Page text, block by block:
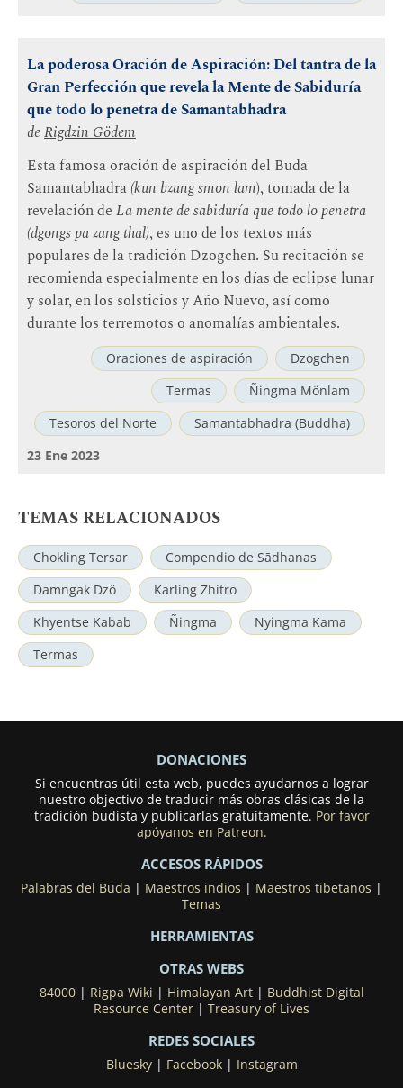
La poderosa Oración de Aspiración: Del tantra de la
Gran Perfección que revela la Mente de Sabiduría
que todo lo penetra de Samantabhadra
deRigdzin Gödem
Esta famosa oración de aspiración del Buda
Samantabhadra (kun bzang smon lam), tomada de la
revelación de La mente de sabiduría que todo lo penetra
(dgongs pa zang thal), es uno de los textos más
populares de la tradición Dzogchen. Su recitación se
recomienda especialmente en los días de eclipse lunar
y solar, en los solsticios y Año Nuevo, así como
durante los terremotos o anomalías ambientales.
Oraciones de aspiración
Dzogchen
Termas
Ñingma Mönlam
Tesoros del Norte
Samantabhadra (Buddha)
23 Ene 2023
TEMAS RELACIONADOS
Chokling Tersar
Compendio de Sādhanas
Damngak Dzö
Karling Zhitro
Khyentse Kabab
Ñingma
Nyingma Kama
Termas
DONACIONES
Si encuentras útil esta web, puedes ayudarnos a lograr
nuestro objectivo de traducir más obras clásicas de la
tradición budista y publicarlas gratuitamente. Por favor
apóyanos en Patreon.
ACCESOS RÁPIDOS
Palabras del Buda | Maestros indios | Maestros tibetanos |
Temas
HERRAMIENTAS
OTRAS WEBS
84000| Rigpa Wiki | Himalayan Art| Buddhist Digital
Resource Center | Treasury of Lives
REDES SOCIALES
Bluesky| Facebook| Instagram